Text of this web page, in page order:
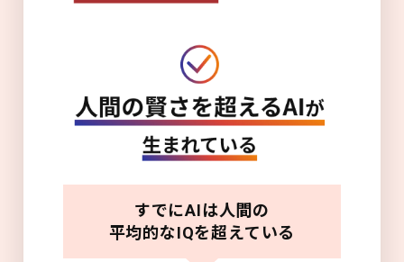
すでにAIは人間の
平均的なIQを超えている